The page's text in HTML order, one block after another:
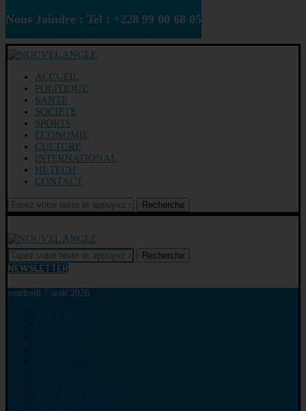
Nous Joindre : Tel : +228 99 00 68 05
ACCUEIL
POLITIQUE
SANTE
SOCIETE
SPORTS
ECONOMIE
CULTURE
INTERNATIONAL
HI-TECH
CONTACT
Recherche
Recherche
NEWSLETTER
vendredi 7 août 2026